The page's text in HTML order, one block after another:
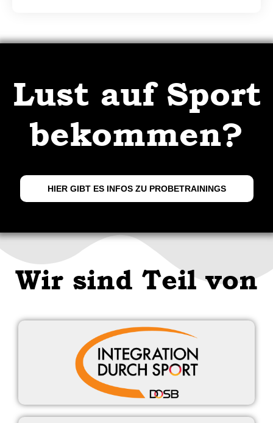
Lust auf Sport
bekommen?
HIER GIBT ES INFOS ZU PROBETRAININGS
Wir sind Teil von